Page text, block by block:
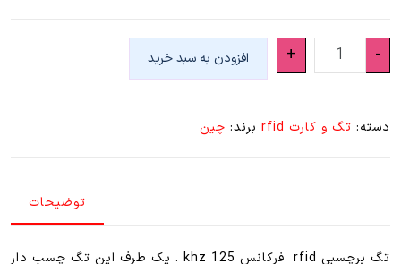
-
برچسبی
+ افزودن به سبد خرید
دسته: تگ و کارت rfid برند: چین
توضیحات
تگ برچسبی rfid فرکانس 125 khz . یک طرف این تگ چسب دار